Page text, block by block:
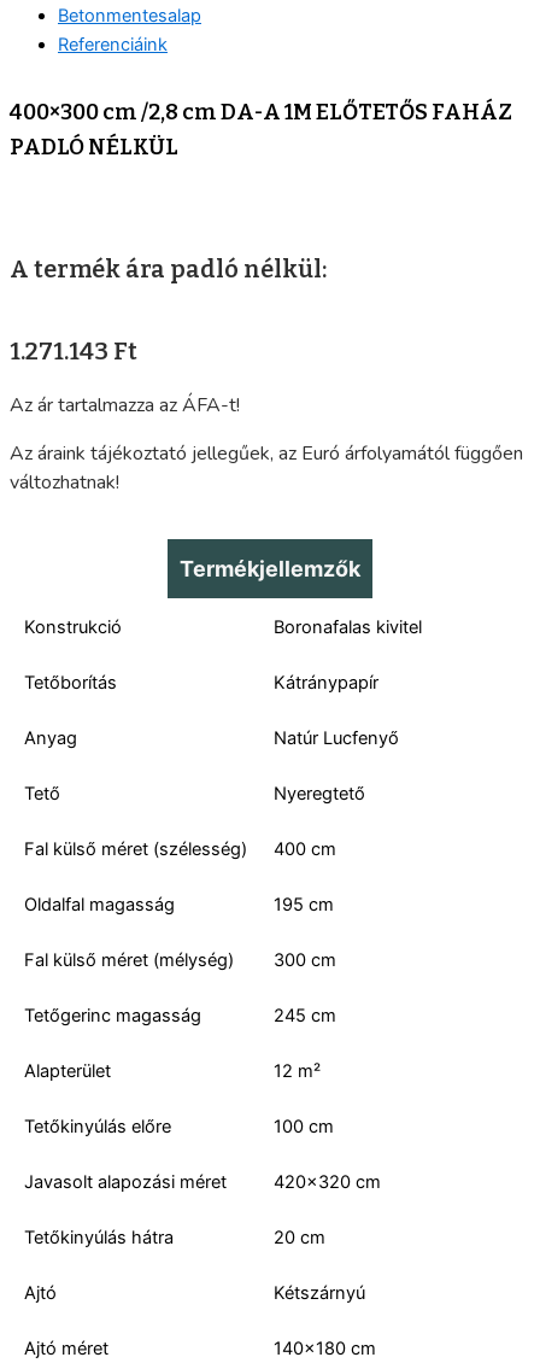
Betonmentesalap
Referenciáink
400×300 cm /2,8 cm DA-A 1M ELŐTETŐS FAHÁZ
PADLÓ NÉLKÜL
A termék ára padló nélkül:
1.271.143 Ft
Az ár tartalmazza az ÁFA-t!
Az áraink tájékoztató jellegűek, az Euró árfolyamától függően
változhatnak!
Termékjellemzők
Konstrukció Boronafalas kivitel
Tetőborítás Kátránypapír
Anyag Natúr Lucfenyő
Tető Nyeregtető
Fal külső méret (szélesség) 400 cm
Oldalfal magasság 195 cm
Fal külső méret (mélység) 300 cm
Tetőgerinc magasság 245 cm
Alapterület 12 m²
Tetőkinyúlás előre 100 cm
Javasolt alapozási méret 420×320 cm
Tetőkinyúlás hátra 20 cm
Ajtó Kétszárnyú
Ajtó méret 140×180 cm